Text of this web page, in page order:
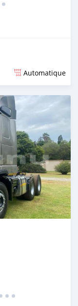
Automatique